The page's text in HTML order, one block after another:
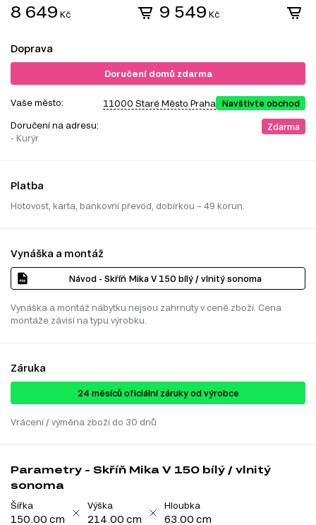
8 649 Kč 9 549 Kč
Doprava
Doručení domů zdarma
Vaše město: 11000 Staré Město Praha Navštivte obchod
Doručení na adresu:
- Kurýr
Zdarma
Platba
Hotovost, karta, bankovní převod, dobírkou – 49 korun.
Vynáška a montáž
Návod - Skříň Mika V 150 bílý / vlnitý sonoma
Vynáška a montáž nábytku nejsou zahrnuty v ceně zboží. Cena
montáže závisí na typu výrobku.
Záruka
24 ​​​​měsíců oficiální záruky od výrobce
Vrácení / výměna zboží do 30 dnů
Parametry - Skříň Mika V 150 bílý / vlnitý
sonoma
Šířka
150.00 cm
Výška
214.00 cm
Hloubka
63.00 cm